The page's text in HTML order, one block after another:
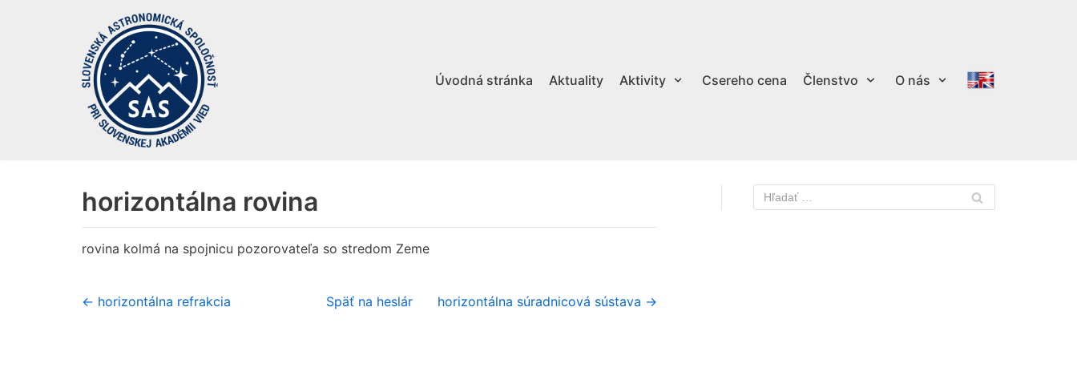
Úvodná stránka Aktuality Aktivity Csereho cena Členstvo O nás
horizontálna rovina
rovina kolmá na spojnicu pozorovateľa so stredom Zeme
← horizontálna refrakcia Späť na heslár horizontálna súradnicová sústava →